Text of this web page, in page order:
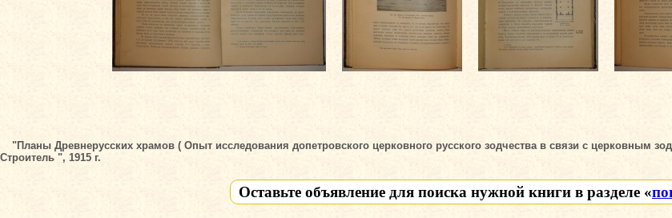
"Планы Древнерусских храмов ( Опыт исследования допетровского церковного русского зодчества в связи с церковным
Строитель ", 1915 г.
Оставьте объявление для поиска нужной книги в разделе «